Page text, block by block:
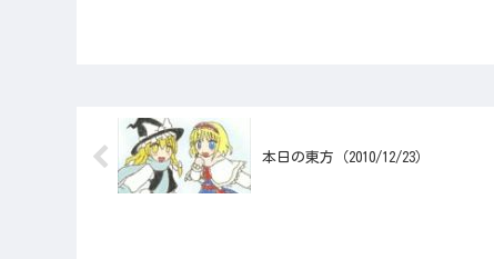
本日の東方（2010/12/23）